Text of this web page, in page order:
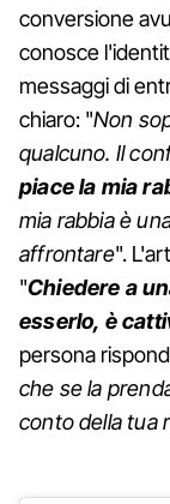
conversione
conosce
messaggi di
chiaro: "Non
qualcuno. Il
piace la mia
mia rabbia è
affrontare".
"Chiedere a
esserlo, è
persona
che se la
conto della tua